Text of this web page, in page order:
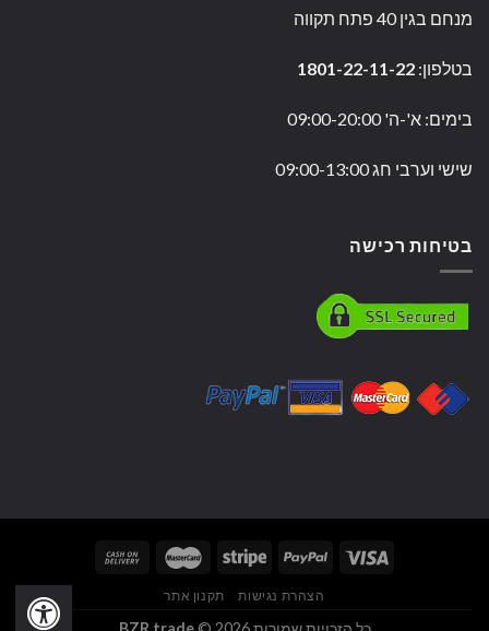
מנחם בגין 40 פתח תקווה
בטלפון: 1801-22-11-22
בימים: א'-ה' 09:00-20:00
שישי וערבי חג 09:00-13:00
בטיחות רכישה
הצהרת נגישות תקנון אתר